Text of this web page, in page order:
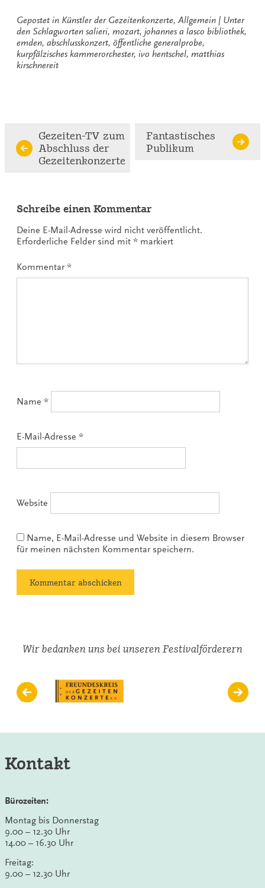
Gepostet in Künstler der Gezeitenkonzerte, Allgemein
Unter
den Schlagworten salieri, mozart, johannes a lasco bibliothek,
emden, abschlusskonzert, öffentliche generalprobe,
kurpfälzisches kammerorchester, ivo hentschel, matthias
kirschnereit
Continue
Reading
Gezeiten-TV zum
Abschluss der
Gezeitenkonzerte
Fantastisches
Publikum
Schreibe einen Kommentar
Deine E-Mail-Adresse wird nicht veröffentlicht.
Erforderliche Felder sind mit * markiert
Kommentar*
Name *
E-Mail-Adresse *
Website
Name, E-Mail-Adresse und Website in diesem Browser
für meinen nächsten Kommentar speichern.
Wir bedanken uns bei unseren Festivalförderern
Kontakt
Bürozeiten:
Montag bis Donnerstag
9.00 – 12.30 Uhr
14.00 – 16.30 Uhr
Freitag:
9.00 – 12.30 Uhr